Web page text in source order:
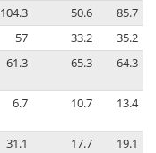
104.3 50.6
85.7
57 33.2
35.2
61.3 65.3 64.3
6.7 10.7 13.4
31.1 17.7 19.1